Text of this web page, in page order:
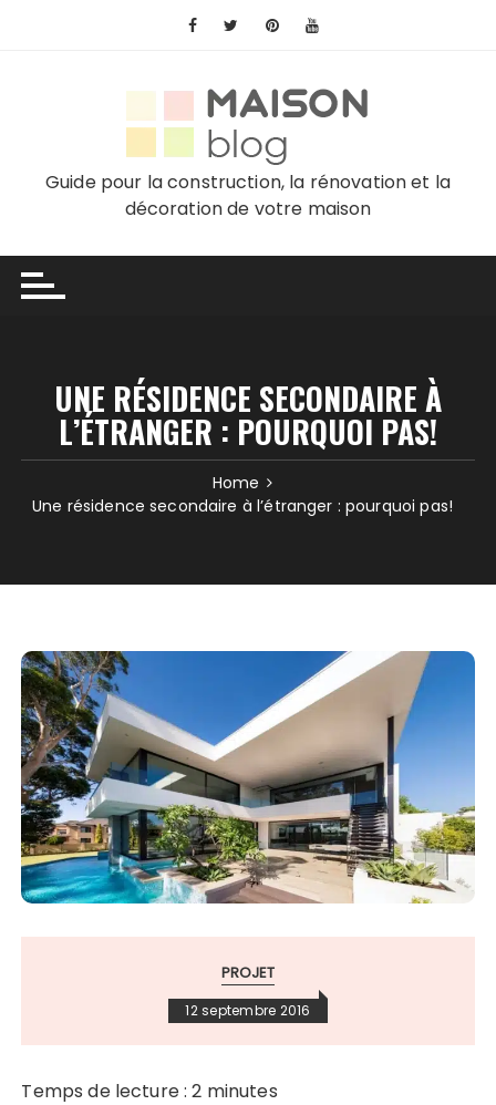
Guide pour la construction, la rénovation et la
décoration de votre maison
UNE RÉSIDENCE SECONDAIRE À
L’ÉTRANGER : POURQUOI PAS!
Home
Une résidence secondaire à l’étranger : pourquoi pas!
PROJET
12 septembre 2016
Temps de lecture :2 minutes